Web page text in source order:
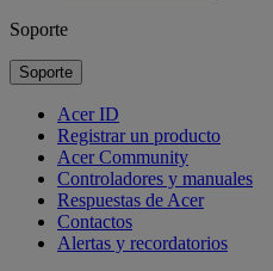
Soporte
Soporte
Acer ID
Registrar un producto
Acer Community
Controladores y manuales
Respuestas de Acer
Contactos
Alertas y recordatorios